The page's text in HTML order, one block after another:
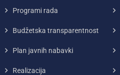
Programi rada
Budžetska transparentnost
Plan javnih nabavki
Realizacija